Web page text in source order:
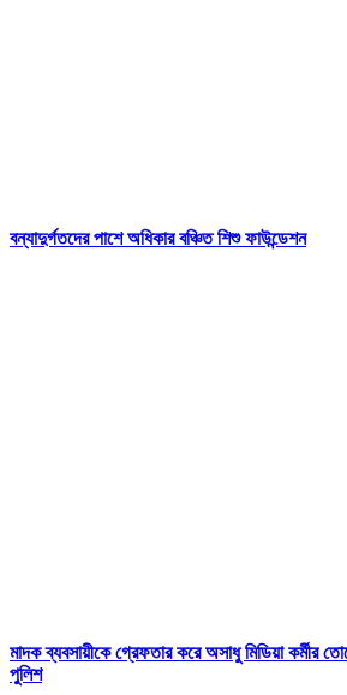
বন্যাদুর্গতদের পাশে অধিকার বঞ্চিত শিশু ফাউন্ডেশন
মাদক ব্যবসায়ীকে গ্রেফতার করে অসাধু মিডিয়া কর্মীর
পুলিশ